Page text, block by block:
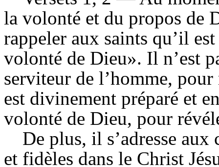
la volonté et du propos de
rappeler aux saints qu’il
volonté de Dieu». Il n’est
serviteur de l’homme,
est divinement préparé et
volonté de Dieu, pour
De plus, il s’adresse aux
et fidèles dans le Christ